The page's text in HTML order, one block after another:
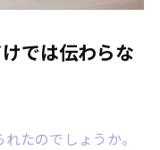
では伝わらな
たのでしょうか。